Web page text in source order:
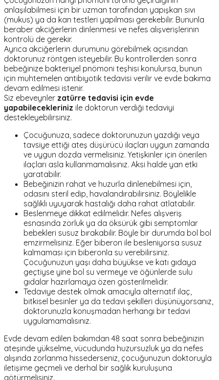
anlaşılabilmesi için bir uzman tarafından yapışkan sıvı
(mukus) ya da kan testleri yapılması gerekebilir. Bununla
beraber akciğerlerin dinlenmesi ve nefes alışverişlerinin
kontrolü de gerekir.
Ayrıca akciğerlerin durumunu görebilmek açısından
doktorunuz röntgen isteyebilir. Bu kontrollerden sonra
bebeğinize bakteriyel pnömoni teşhisi konulursa, bunun
için muhtemelen antibiyotik tedavisi verilir ve evde bakıma
devam edilmesi istenir.
Siz ebeveynler zatürre tedavisi için evde
yapabilecekleriniz ile doktorun verdiği tedaviyi
destekleyebilirsiniz.
Çocuğunuza, sadece doktorunuzun yazdığı veya
tavsiye ettiği ateş düşürücü ilaçları uygun zamanda
ve uygun dozda vermelisiniz. Yetişkinler için önerilen
ilaçları asla kullanmamalısınız. Aksi halde yan etki
yaratabilir.
Bebeğinizin rahat ve huzurla dinlenebilmesi için,
odasını steril edip, havalandırabilirsiniz. Böylelikle
sağlıklı uyuyarak hastalığı daha rahat atlatabilir.
Beslenmeye dikkat edilmelidir. Nefes alışveriş
esnasında zorluk ya da öksürük gibi semptomlar
bebekleri susuz bırakabilir. Böyle bir durumda bol bol
emzirmelisiniz. Eğer biberon ile besleniyorsa susuz
kalmaması için biberonla su verebilirsiniz.
Çocuğunuzun yaşı daha büyükse ve katı gıdaya
geçtiyse yine bol su vermeye ve öğünlerde sulu
gıdalar hazırlamaya özen gösterilmelidir.
Tedaviye destek olmak amacıyla alternatif ilaç,
bitkisel besinler ya da tedavi şekilleri düşünüyorsanız,
doktorunuzla konuşmadan herhangi bir tedavi
uygulamamalısınız.
Evde devam edilen bakımdan 48 saat sonra bebeğinizin
ateşinde yükselme, vücudunda huzursuzluk ya da nefes
alışında zorlanma hissederseniz, çocuğunuzun doktoruyla
iletişime geçmeli ve derhal bir sağlık kuruluşuna
götürmelisiniz.